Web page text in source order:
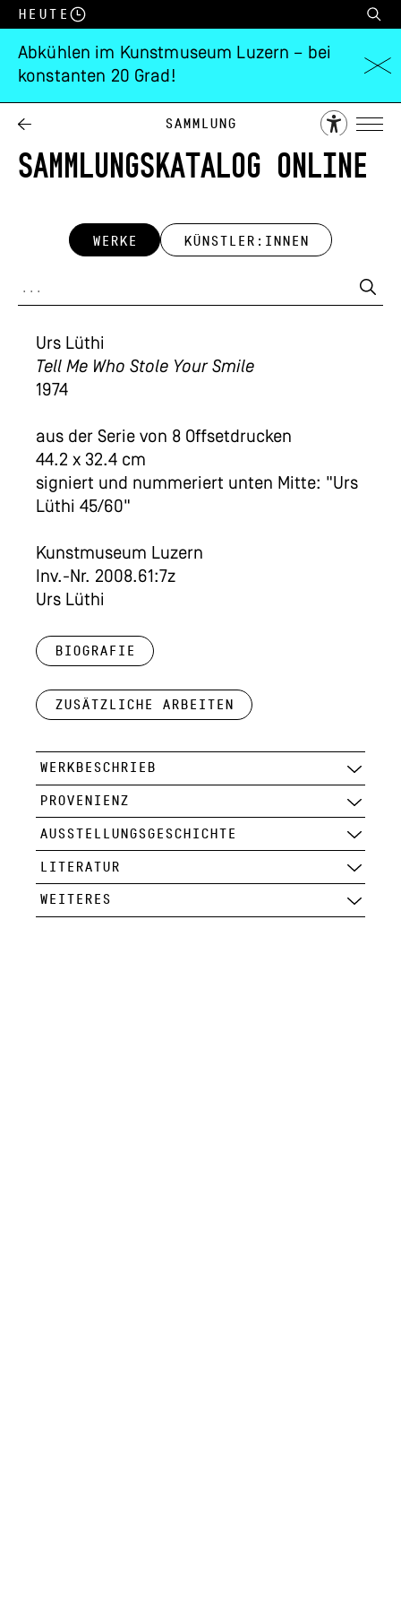
Heute
Abkühlen im Kunstmuseum Luzern – bei
konstanten 20 Grad!
Sammlung
SAMMLUNGSKATALOG ONLINE
WERKE KÜNSTLER:INNEN
Urs Lüthi
Tell Me Who Stole Your Smile
1974
aus der Serie von 8 Offsetdrucken
44.2 x 32.4 cm
signiert und nummeriert unten Mitte: "Urs
Lüthi 45/60"
Kunstmuseum Luzern
Inv.-Nr. 2008.61:7z
Urs Lüthi
Biografie
Zusätzliche Arbeiten
WERKBESCHRIEB
PROVENIENZ
AUSSTELLUNGSGESCHICHTE
LITERATUR
WEITERES